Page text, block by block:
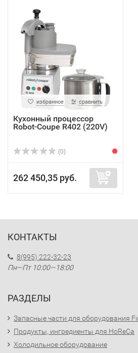
избранное сравнить
Кухонный процессор
Robot-Coupe R402 (220V)
(0)
262 450,35 руб.
КОНТАКТЫ
8(995) 222-32-23
Пн—Пт 10:00—18:00
РАЗДЕЛЫ
Запасные части для оборудования
Продукты, ингредиенты для HoReCa
Холодильное оборудование